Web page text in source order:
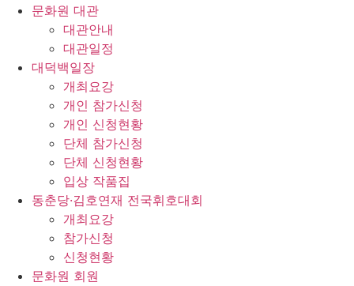
문화원 대관
대관안내
대관일정
대덕백일장
개최요강
개인 참가신청
개인 신청현황
단체 참가신청
단체 신청현황
입상 작품집
동춘당·김호연재 전국휘호대회
개최요강
참가신청
신청현황
문화원 회원